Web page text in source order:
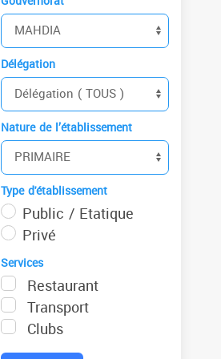
Délégation
Nature de l’établissement
Type d'établissement
Public / Etatique
Privé
Services
Restaurant
Transport
Clubs